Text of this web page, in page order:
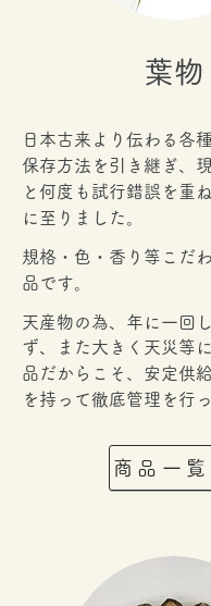
​葉物
日本古来より伝わる各
保存方法を引き継ぎ、
と何度も試行錯誤を重
に至りました。
規格・色・香り等こだ
品です。
天産物の為、 年に一回
ず、また大きく天災等
品だからこそ、安定供
を持って徹底管理を行
商品一覧